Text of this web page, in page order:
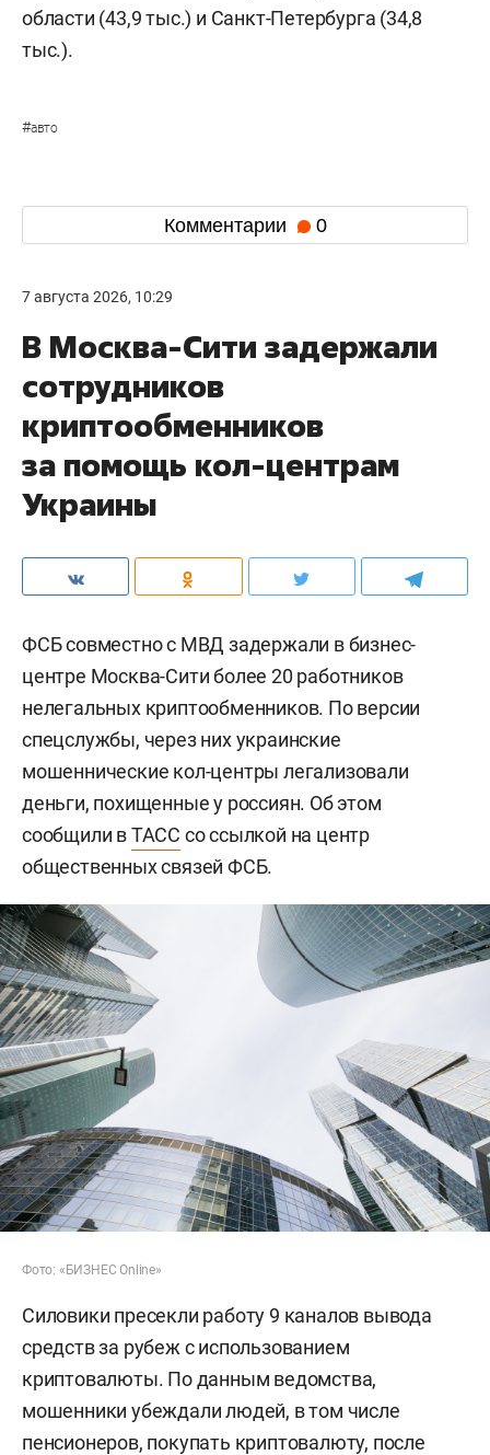
области (43,9 тыс.) и Санкт-Петербурга (34,8
тыс.).
#авто
Комментарии 0
7 августа 2026, 10:29
В Москва-Сити задержали
сотрудников
криптообменников
за помощь кол-центрам
Украины
ФСБ совместно с МВД задержали в бизнес-
центре Москва-Сити более 20 работников
нелегальных криптообменников. По версии
спецслужбы, через них украинские
мошеннические кол-центры легализовали
деньги, похищенные у россиян. Об этом
сообщили вТАСС со ссылкой на центр
общественных связей ФСБ.
Фото: «БИЗНЕС Online»
Силовики пресекли работу 9 каналов вывода
средств за рубеж с использованием
криптовалюты. По данным ведомства,
мошенники убеждали людей, в том числе
пенсионеров, покупать криптовалюту, после